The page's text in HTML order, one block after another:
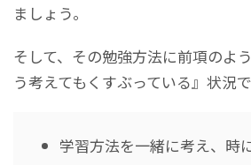
ましょう。
そして、その勉強方法に前項のよ
う考えてもくすぶっている』状況で
学習方法を一緒に考え、時